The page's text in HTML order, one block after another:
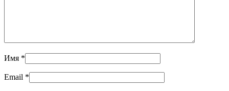
Имя *
Email *